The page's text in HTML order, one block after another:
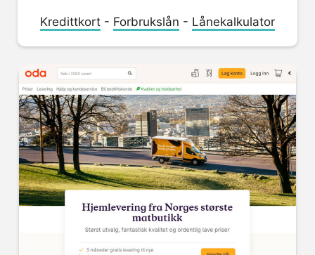
Kredittkort - Forbrukslån - Lånekalkulator